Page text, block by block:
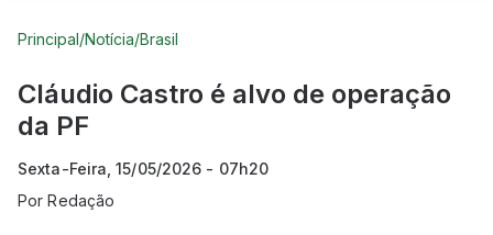
Principal/Notícia/Brasil
Cláudio Castro é alvo de operação
da PF
Sexta-Feira, 15/05/2026 - 07h20
PorRedação